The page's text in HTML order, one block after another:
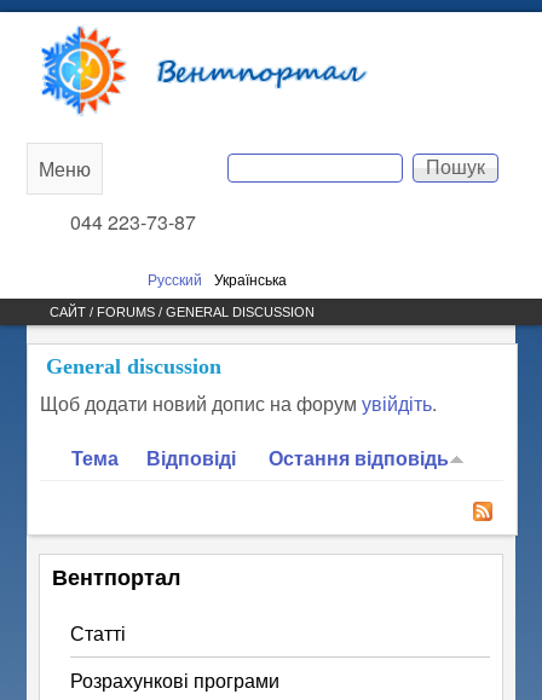
вмісту
Вентпортал
Пошукова форма
Пошук
044 223-73-87
Русский Українська
Main
menu
Меню
САЙТ /
ВИ Є ТУТ
FORUMS/ GENERAL DISCUSSION
General discussion
Щоб додати новий допис на форумувійдіть.
Тема
Відповіді Остання відповідь
Вентпортал
Статті
Розрахункові програми